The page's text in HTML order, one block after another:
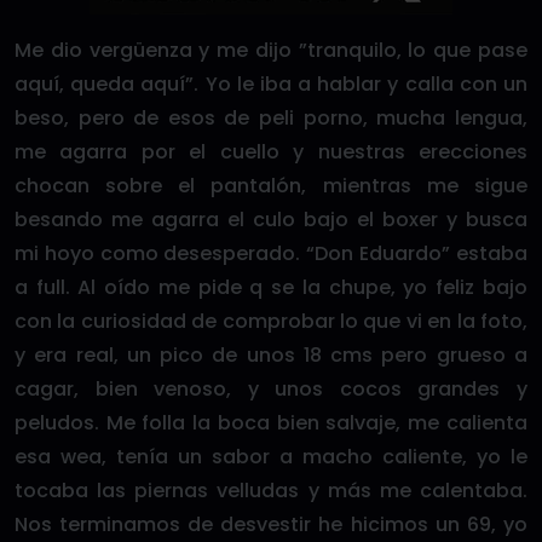
Me dio vergüenza y me dijo ”tranquilo, lo que pase
aquí, queda aquí”. Yo le iba a hablar y calla con un
beso, pero de esos de peli porno, mucha lengua,
me agarra por el cuello y nuestras erecciones
chocan sobre el pantalón, mientras me sigue
besando me agarra el culo bajo el boxer y busca
mi hoyo como desesperado. “Don Eduardo” estaba
a full. Al oído me pide q se la chupe, yo feliz bajo
con la curiosidad de comprobar lo que vi en la foto,
y era real, un pico de unos 18 cms pero grueso a
cagar, bien venoso, y unos cocos grandes y
peludos. Me folla la boca bien salvaje, me calienta
esa wea, tenía un sabor a macho caliente, yo le
tocaba las piernas velludas y más me calentaba.
Nos terminamos de desvestir he hicimos un 69, yo